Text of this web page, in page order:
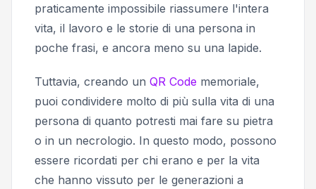
praticamente impossibile riassumere l'intera
vita, il lavoro e le storie di una persona in
poche frasi, e ancora meno su una lapide.
Tuttavia, creando un QR Code memoriale,
puoi condividere molto di più sulla vita di una
persona di quanto potresti mai fare su pietra
o in un necrologio. In questo modo, possono
essere ricordati per chi erano e per la vita
che hanno vissuto per le generazioni a